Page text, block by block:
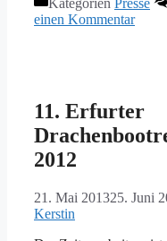
Kategorien Presse
einen Kommentar
11. Erfurter
2012
21. Mai 201325. Juni
Kerstin